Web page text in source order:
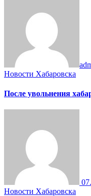
Новости Хабаровска
После увольнения
Новости Хабаровска